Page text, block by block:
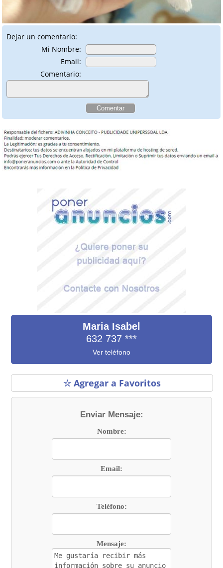
Dejar un comentario:
Mi Nombre:
Email:
Comentario:
Maria Isabel
632 737***
Ver teléfono
☆ Agregar a Favoritos
Enviar Mensaje:
Nombre:
Email:
Teléfono:
Mensaje: